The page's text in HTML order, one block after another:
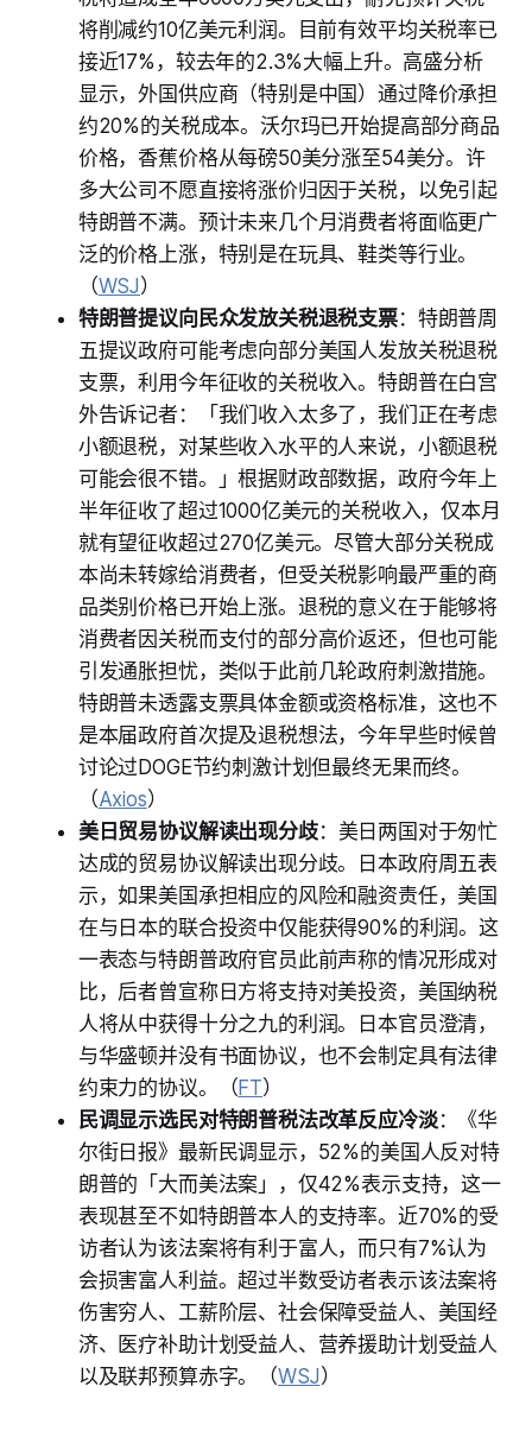
将削减约10亿美元利润。目前有效平均关税率已
接近17%，较去年的2.3%大幅上升。高盛分析
显示，外国供应商（特别是中国）通过降价承担
约20%的关税成本。沃尔玛已开始提高部分商品
价格，香蕉价格从每磅50美分涨至54美分。许
多大公司不愿直接将涨价归因于关税，以免引起
特朗普不满。预计未来几个月消费者将面临更广
泛的价格上涨，特别是在玩具、鞋类等行业。
（WSJ）
特朗普提议向民众发放关税退税支票：特朗普周
五提议政府可能考虑向部分美国人发放关税退税
支票，利用今年征收的关税收入。特朗普在白宫
外告诉记者：「我们收入太多了，我们正在考虑
小额退税，对某些收入水平的人来说，小额退税
可能会很不错。」根据财政部数据，政府今年上
半年征收了超过1000亿美元的关税收入，仅本月
就有望征收超过270亿美元。尽管大部分关税成
本尚未转嫁给消费者，但受关税影响最严重的商
品类别价格已开始上涨。退税的意义在于能够将
消费者因关税而支付的部分高价返还，但也可能
引发通胀担忧，类似于此前几轮政府刺激措施。
特朗普未透露支票具体金额或资格标准，这也不
是本届政府首次提及退税想法，今年早些时候曾
讨论过DOGE节约刺激计划但最终无果而终。
（Axios）
美日贸易协议解读出现分歧：美日两国对于匆忙
达成的贸易协议解读出现分歧。日本政府周五表
示，如果美国承担相应的风险和融资责任，美国
在与日本的联合投资中仅能获得90%的利润。这
一表态与特朗普政府官员此前声称的情况形成对
比，后者曾宣称日方将支持对美投资，美国纳税
人将从中获得十分之九的利润。日本官员澄清，
与华盛顿并没有书面协议，也不会制定具有法律
约束力的协议。（FT）
民调显示选民对特朗普税法改革反应冷淡：《华
尔街日报》最新民调显示，52%的美国人反对特
朗普的「大而美法案」，仅42%表示支持，这一
表现甚至不如特朗普本人的支持率。近70%的受
访者认为该法案将有利于富人，而只有7%认为
会损害富人利益。超过半数受访者表示该法案将
伤害穷人、工薪阶层、社会保障受益人、美国经
济、医疗补助计划受益人、营养援助计划受益人
以及联邦预算赤字。（WSJ）